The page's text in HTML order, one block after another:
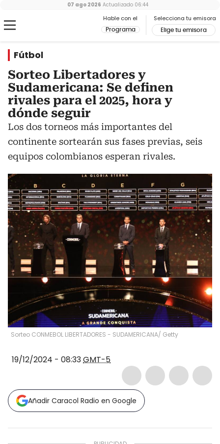
Hable con el
Programa
Selecciona tu emisora
Elige tu emisora
07 ago 2026 Actualizado 06:44
Fútbol
Sorteo Libertadores y
Sudamericana: Se definen
rivales para el 2025, hora y
dónde seguir
Los dos torneos más importantes del
continente sortearán sus fases previas, seis
equipos colombianos esperan rivales.
Sorteo CONMEBOL LIBERTADORES - SUDAMERICANA/ Getty
19/12/2024 - 08:33GMT-5
Añadir Caracol Radio en Google